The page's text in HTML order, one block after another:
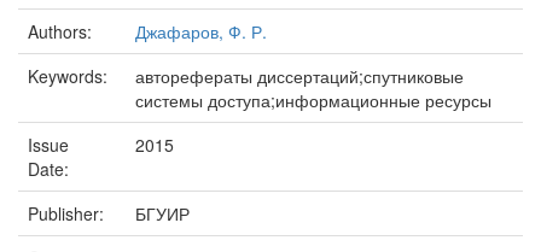
Authors:
Джафаров, Ф. Р.
Keywords:
авторефераты диссертаций;спутниковые
системы доступа;информационные ресурсы
Issue
Date:
2015
Publisher:
БГУИР